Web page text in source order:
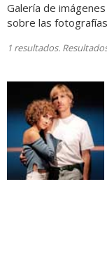
Galería de
sobre las
1 resultados.